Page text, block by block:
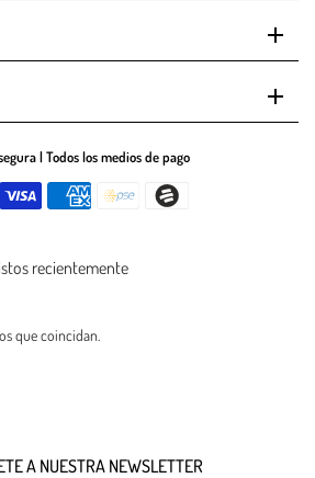
| Todos los medios de pago
recientemente
que coincidan.
A NUESTRA NEWSLETTER